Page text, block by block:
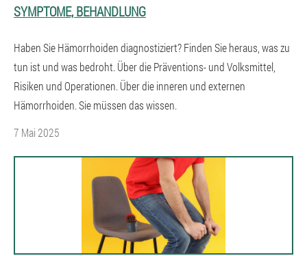
SYMPTOME, BEHANDLUNG
Haben Sie Hämorrhoiden diagnostiziert? Finden Sie heraus, was zu
tun ist und was bedroht. Über die Präventions- und Volksmittel,
Risiken und Operationen. Über die inneren und externen
Hämorrhoiden. Sie müssen das wissen.
7 Mai 2025